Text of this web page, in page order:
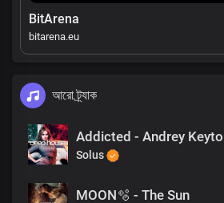
BitArena
bitarena.eu
আরো ট্র্যাক
Addicted - Andrey
Solus
MOON🫧 - The Sun